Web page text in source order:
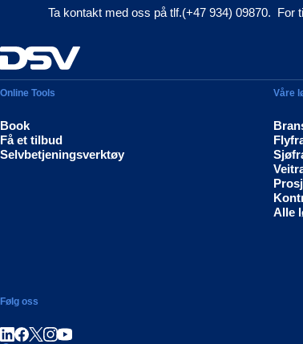
Ta kontakt med oss på tlf.(+47 934) 09870. For
Online Tools
Book
Få et tilbud
Selvbetjeningsverktøy
Våre
Alle
Følg oss